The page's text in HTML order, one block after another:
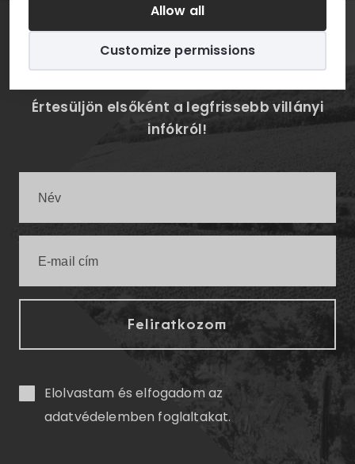
Allow all
Customize permissions
Hírlevél
Értesüljön elsőként a legfrissebb villányi
infókról!
Elolvastam és elfogadom az
adatvédelemben foglaltakat.